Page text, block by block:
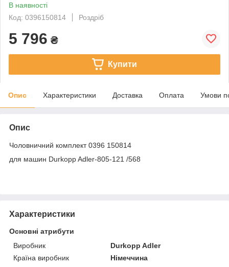
В наявності
Код: 0396150814
Роздріб
5 796 ₴
Купити
Опис Характеристики Доставка Оплата Умови
Опис
Чоловничний комплект 0396 150814
для машин Durkopp Adler-805-121 /568
Характеристики
Основні атрибути
Виробник
Durkopp Adler
Країна виробник
Німеччина